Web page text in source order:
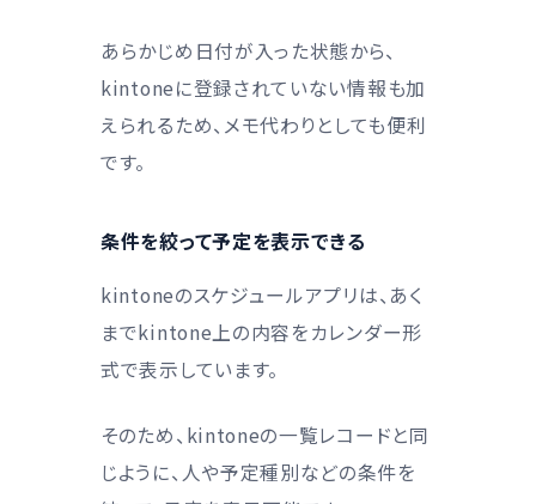
あらかじめ日付が入った状態から、
kintoneに登録されていない情報も加
えられるため、メモ代わりとしても便利
です。
条件を絞って予定を表示できる
kintoneのスケジュールアプリは、あく
までkintone上の内容をカレンダー形
式で表示しています。
そのため、kintoneの一覧レコードと同
じように、人や予定種別などの条件を